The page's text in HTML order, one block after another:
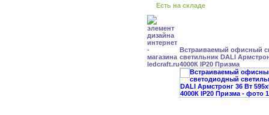
Есть на складе
Встраиваемый офисный
светильник DALI
4000К IP20 Призма